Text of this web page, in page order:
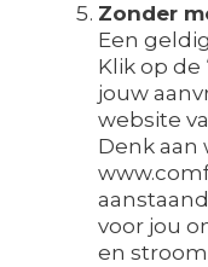
Zonder
Een
Klik op de
jouw
website
Denk aan
voor jou
en